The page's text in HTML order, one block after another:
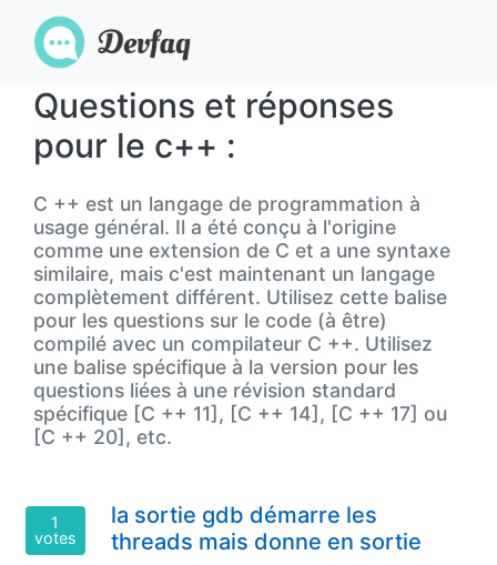
Questions et réponses
pour le c++ :
C ++ est un langage de programmation à
usage général. Il a été conçu à l'origine
comme une extension de C et a une syntaxe
similaire, mais c'est maintenant un langage
complètement différent. Utilisez cette balise
pour les questions sur le code (à être)
compilé avec un compilateur C ++. Utilisez
une balise spécifique à la version pour les
questions liées à une révision standard
spécifique [C ++ 11], [C ++ 14], [C ++ 17] ou
[C ++ 20], etc.
1
votes
la sortie gdb démarre les
threads mais donne en sortie